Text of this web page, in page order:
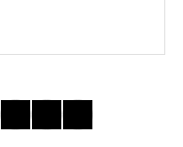
問い直し、分かり
合えない世界で人